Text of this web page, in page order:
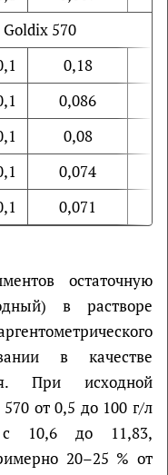
Goldiх 570
0,18
0,086
0,08
0,074
0,071
остаточную
в растворе
в качестве
При исходной
от 0,5 до 100 г/л
с 10,6 до 11,83,
20–25 % от